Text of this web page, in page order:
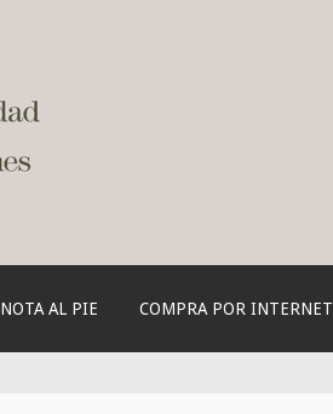
NOTA AL PIE COMPRA POR INTERNET